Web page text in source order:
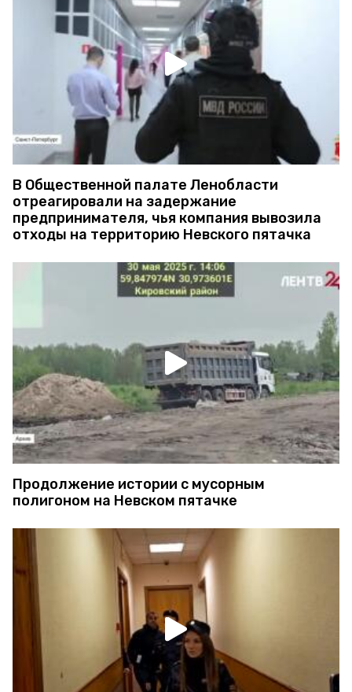
В Общественной палате Ленобласти
отреагировали на задержание
предпринимателя, чья компания вывозила
отходы на территорию Невского пятачка
Продолжение истории с мусорным
полигоном на Невском пятачке